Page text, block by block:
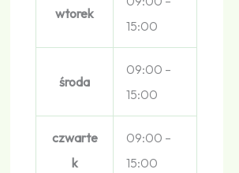
wtorek
15:00
środa
09:00 –
15:00
czwarte
k
09:00 –
15:00